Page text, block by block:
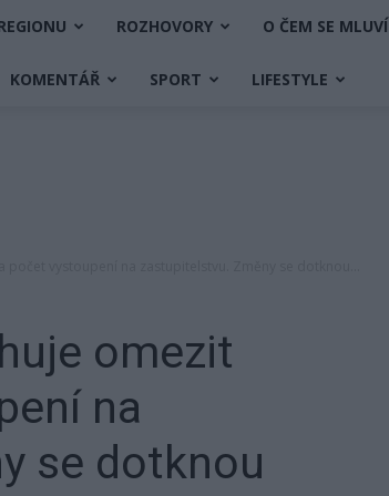
ROZHOVORY O ČEM SE MLUVÍ
KOMENTÁŘ SPORT LIFESTYLE
omezit
na
se dotknou